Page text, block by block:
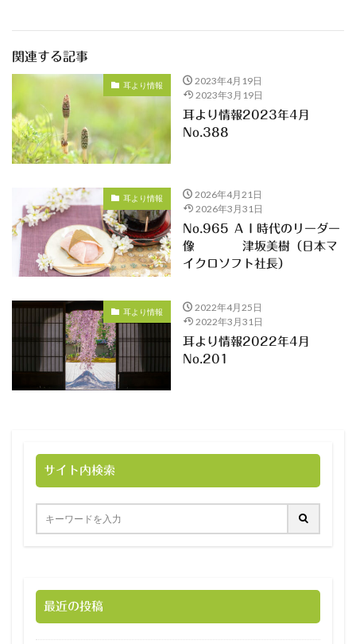
関連する記事
耳より情報
2023年4月19日
2023年3月19日
耳より情報2023年4月
No.388
耳より情報
2026年4月21日
2026年3月31日
No.965 ＡＩ時代のリーダー
像 津坂美樹（日本マ
イクロソフト社長）
耳より情報
2022年4月25日
2022年3月31日
耳より情報2022年4月
No.201
サイト内検索
最近の投稿